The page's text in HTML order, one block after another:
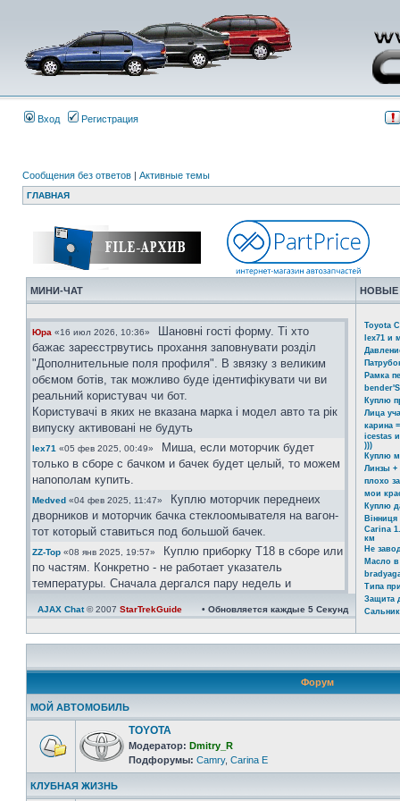
Вход Регистрация
Сообщения без ответов | Активные темы
ГЛАВНАЯ
МИНИ-ЧАТ НОВЫЕ
Юра «16 июл 2026, 10:36»
Шановні гості форму. Ті хто
бажає зареєстрвутись прохання заповнувати розділ
"Дополнительные поля профиля". В звязку з великим
обємом ботів, так можливо буде ідентифікувати чи ви
реальний користувач чи бот.
Користувачі в яких не вказана марка і модел авто та рік
випуску активовані не будуть
lex71 «05 фев 2025, 00:49»
Миша, если моторчик будет
только в сборе с бачком и бачек будет целый, то можем
напополам купить.
Medved «04 фев 2025, 11:47»
Куплю моторчик переднеих
дворников и моторчик бачка стеклоомывателя на вагон-
тот который ставиться под большой бачек.
ZZ-Top «08 янв 2025, 19:57»
Куплю приборку Т18 в сборе или
по частям. Конкретно - не работает указатель
температуры. Сначала дергался пару недель и
icestas«24 май 2024, 22:19»Ахринеть конечно, красавцы!
"Дополнительные поля профиля". В звязку з великим
обємом ботів, так можливо буде ідентифікувати чи ви
реальний користувач чи бот.
Користувачі в яких не вказана марка і модел авто та рік
випуску активовані не будуть.
Юра«08 апр 2024, 21:08»https://invite.viber.com/?
g2=AQAtPOOoAP ... zA&lang=ru
Юра«08 апр 2024, 21:06»
AJAX Chat© 2007 StarTrekGuide • Обновляется каждые 5 Секунд
Toyota
lex71 и
Рамка
Куплю
Лица
карина
icestas
)))
Куплю
Линзы +
плохо
мои
Куплю
Carina
км
Не
Масло в
Типа
Защита
Форум
МОЙ АВТОМОБИЛЬ
TOYOTA
Модератор: Dmitry_R
Подфорумы: Camry, Carina E
КЛУБНАЯ ЖИЗНЬ